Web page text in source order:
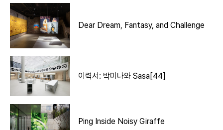
Dear Dream, Fantasy, and Challenge
이력서: 박미나와 Sasa[44]
Ping Inside Noisy Giraffe